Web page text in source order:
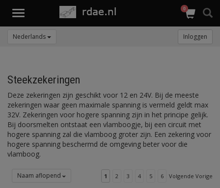
Toggle
0
Nederlands Inloggen
Steekzekeringen
Deze zekeringen zijn geschikt voor 12 en 24V. Bij de meeste
zekeringen waar geen maximale spanning is vermeld geldt max
32V. Zekeringen voor hogere spanning zijn in het principe gelijk.
Bij doorsmelten ontstaat een vlamboogje, bij een circuit met
hogere spanning zal die vlamboog groter zijn. Een zekering voor
hogere spanning beschermd de omgeving beter voor die
vlamboog.
Naam aflopend 1 2 3 4 5 6 Volgende Vorige